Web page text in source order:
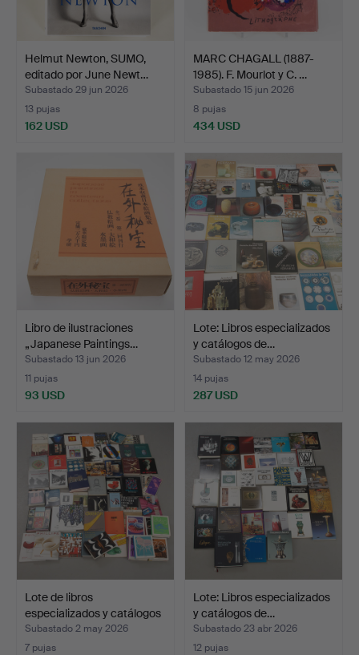
Helmut Newton, SUMO,
editado por June Newt…
Subastado 29 jun 2026
13 pujas
162 USD
MARC CHAGALL (1887-
1985). F. Mourlot y C. …
Subastado 15 jun 2026
8 pujas
434 USD
Libro de ilustraciones
„Japanese Paintings…
Subastado 13 jun 2026
11 pujas
93 USD
Lote: Libros especializados
y catálogos de…
Subastado 12 may 2026
14 pujas
287 USD
Lote de libros
especializados y catálogos
…
Subastado 2 may 2026
7 pujas
Lote: Libros especializados
y catálogos de…
Subastado 23 abr 2026
12 pujas